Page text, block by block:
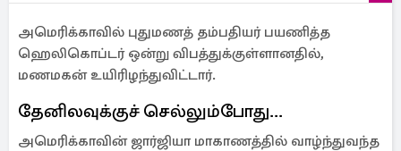
அமெரிக்காவில் புதுமணத் தம்பதியர் பயணித்த
ஹெலிகொப்டர் ஒன்று விபத்துக்குள்ளானதில்,
மணமகன் உயிரிழந்துவிட்டார்.
தேனிலவுக்குச் செல்லும்போது...
அமெரிக்காவின் ஜார்ஜியா மாகாணத்தில் வாழ்ந்துவந்த